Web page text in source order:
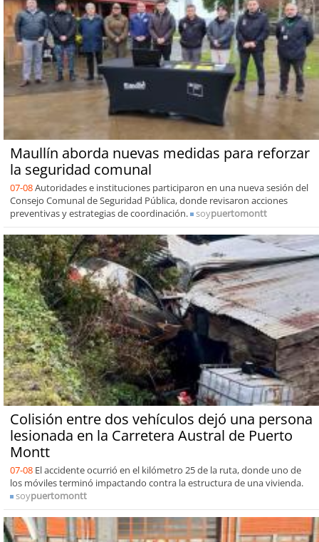
Maullín aborda nuevas medidas para reforzar
la seguridad comunal
07-08Autoridades e instituciones participaron en una nueva sesión del
Consejo Comunal de Seguridad Pública, donde revisaron acciones
preventivas y estrategias de coordinación.
soypuertomontt
Colisión entre dos vehículos dejó una persona
lesionada en la Carretera Austral de Puerto
Montt
07-08 El accidente ocurrió en el kilómetro 25 de la ruta, donde uno de
los móviles terminó impactando contra la estructura de una vivienda.
soypuertomontt